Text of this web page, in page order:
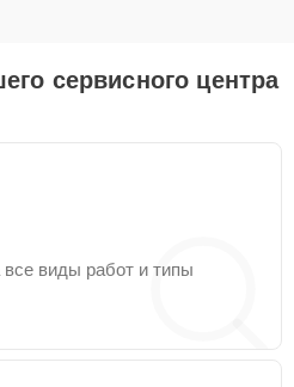
сервисного центра
виды работ и типы